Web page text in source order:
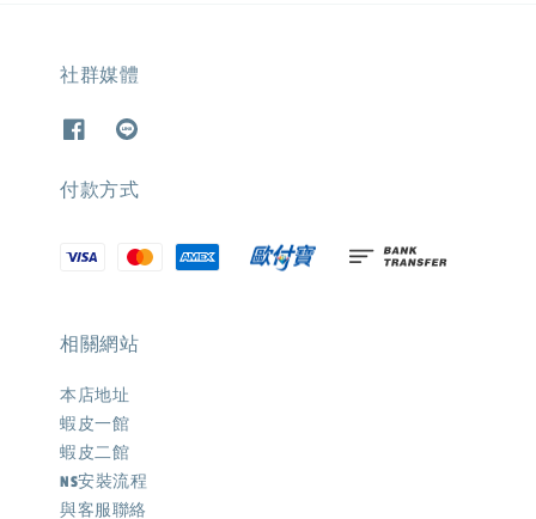
社群媒體
付款方式
相關網站
本店地址
蝦皮一館
蝦皮二館
NS安裝流程
與客服聯絡